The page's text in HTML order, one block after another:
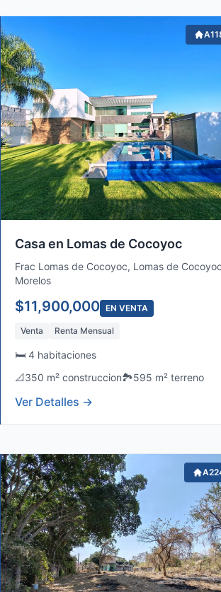
Venta, Renta Mensual,
Casa en Lomas de Cocoyoc
Frac Lomas de Cocoyoc, Lomas de
Morelos
$11,900,000 EN VENTA
Venta Renta Mensual
🛏️ 4 habitaciones
📐350 m² construccion🏞️595 m² terreno
Ver Detalles →